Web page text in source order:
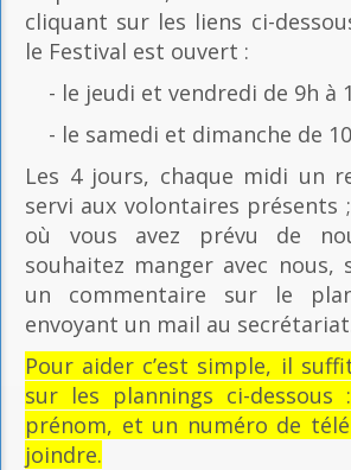
cliquant sur les liens ci-
le Festival est ouvert :
- le jeudi et vendredi de 9h à
- le samedi et dimanche de
Les 4 jours, chaque midi un
servi aux volontaires présents
où vous avez prévu de
souhaitez manger avec nous,
un commentaire sur le
envoyant un mail au
Pour aider c’est simple, il
sur les plannings ci-
prénom, et un numéro de
joindre.